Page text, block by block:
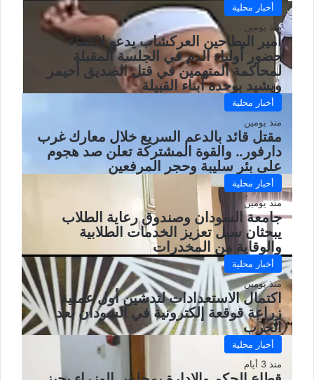
أخبار محلية
منذ يومين
أمير البطاحين العركشاب يدعو لاكتفاء
حضور أولياء الدم في الجلسة المقبلة
لمحاكمة المتهمين في قتل الصديق أحيمر
ويشيد بوحدة أبناء القبيلة
أخبار محلية
منذ يومين
مقتل قائد بالدعم السريع خلال معارك غرب
دارفور.. والقوة المشتركة تعلن صد هجوم
على بئر سليبة وحجر المرفعين
أخبار محلية
منذ يومين
جامعة السودان وصندوق رعاية الطلاب
يبحثان سبل تعزيز الخدمات الطلابية
والوقاية من المخدرات
أخبار محلية
منذ يومين
اكتمال الاستعدادات لتدشين أول عملية
زراعة قوقعة إلكترونية في السودان بعد
الحرب
أخبار محلية
منذ 3 أيام